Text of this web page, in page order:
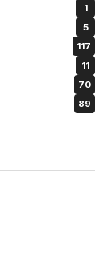
1
5
117
11
70
89